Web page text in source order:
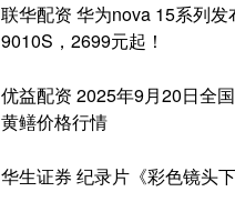
联华配资 华为nova 15系列
9010S，2699元起！
优益配资 2025年9月20日全
黄鳝价格行情
华生证券 纪录片《彩色镜头